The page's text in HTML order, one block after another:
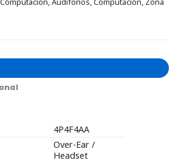
4P4F4AA
Over-Ear /
Headset